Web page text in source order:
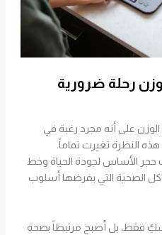
رحلة ضرورية
على أنه مجرد رغبة في
النظرة تغيرت تماماً.
الأساس لجودة الحياة وخط
الصحية التي يفرضها أسلوب
فقط، بل أصبح مرتبطاً بصحة